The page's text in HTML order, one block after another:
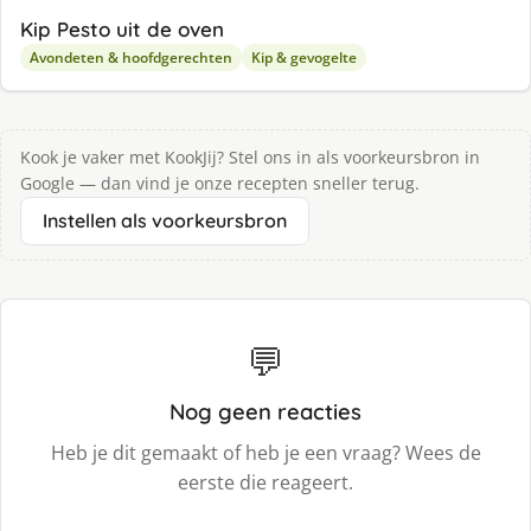
Kip Pesto uit de oven
Avondeten & hoofdgerechten Kip & gevogelte
Kook je vaker met KookJij? Stel ons in als voorkeursbron in
Google — dan vind je onze recepten sneller terug.
Instellen als voorkeursbron
💬
Nog geen reacties
Heb je dit gemaakt of heb je een vraag? Wees de
eerste die reageert.